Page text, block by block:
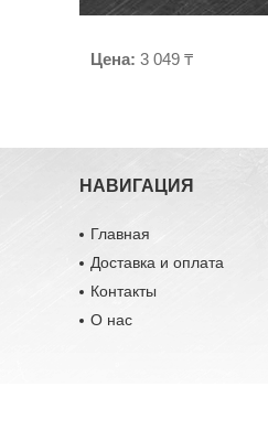
Цена: 3 049 ₸
НАВИГАЦИЯ
Главная
Доставка и оплата
Контакты
О нас